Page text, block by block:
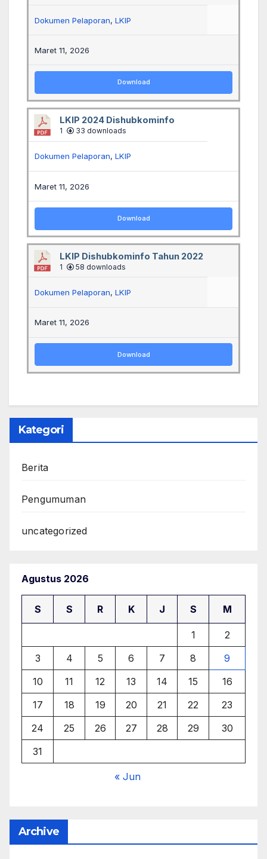
Dokumen Pelaporan, LKIP
Maret 11, 2026
Download
LKIP 2024 Dishubkominfo
1 33 downloads
Dokumen Pelaporan, LKIP
Maret 11, 2026
Download
LKIP Dishubkominfo Tahun 2022
1 58 downloads
Dokumen Pelaporan, LKIP
Maret 11, 2026
Download
Kategori
Berita
Pengumuman
uncategorized
Agustus 2026
S S R K J S M
1
2
3
4 5 6 7 8
9
10
11 12 13 14 15
16
17
18 19 20 21 22
23
24
25 26 27 28 29
30
31
« Jun
Archive